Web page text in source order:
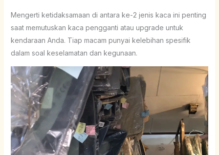
Mengerti ketidaksamaan di antara ke-2 jenis kaca ini penting
saat memutuskan kaca pengganti atau upgrade untuk
kendaraan Anda. Tiap macam punyai kelebihan spesifik
dalam soal keselamatan dan kegunaan.